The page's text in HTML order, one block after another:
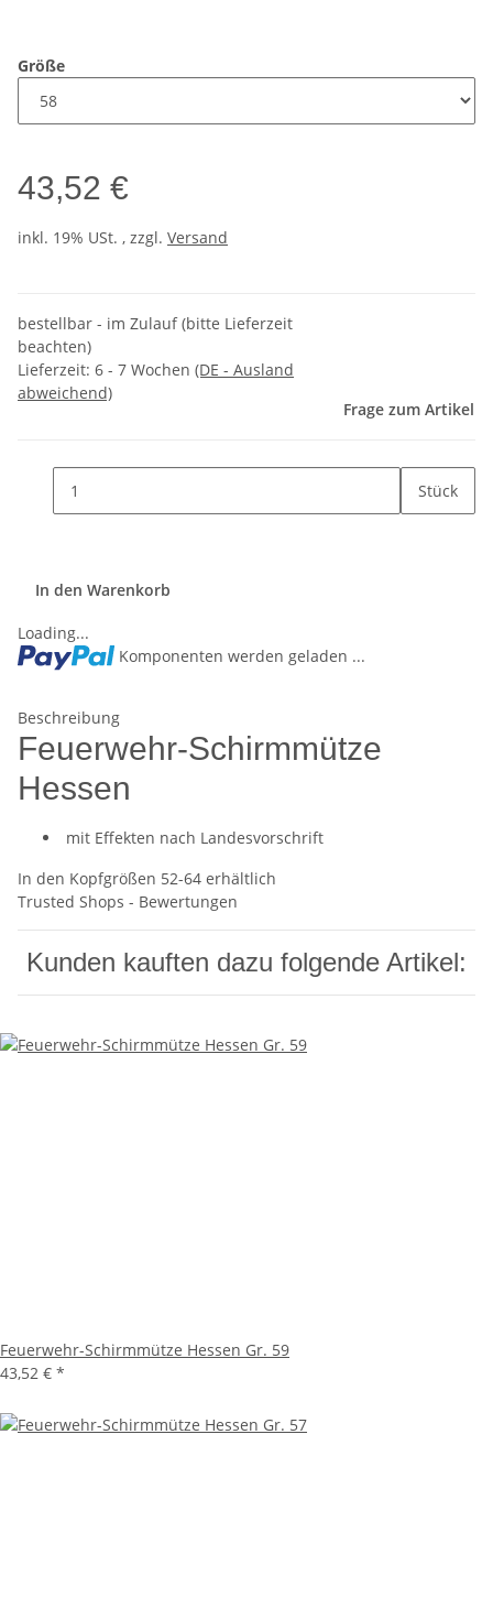
Größe
43,52 €
inkl. 19% USt. , zzgl. Versand
bestellbar - im Zulauf (bitte Lieferzeit
beachten)
Lieferzeit: 6 - 7 Wochen (DE - Ausland
abweichend)
Frage zum Artikel
Stück
In den Warenkorb
Loading...
Komponenten werden geladen ...
Beschreibung
Feuerwehr-Schirmmütze
Hessen
mit Effekten nach Landesvorschrift
In den Kopfgrößen 52-64 erhältlich
Trusted Shops - Bewertungen
Kunden kauften dazu folgende Artikel:
Feuerwehr-Schirmmütze Hessen Gr. 59
43,52 € *